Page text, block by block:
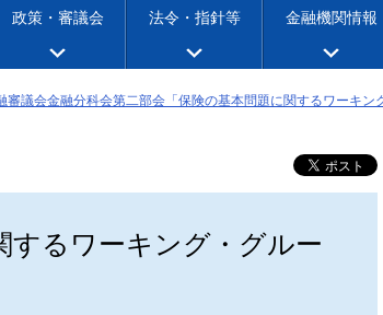
政策・審議会 法令・指針等 金融機関情報
審議会金融分科会第二部会「保険の基本問題に関するワーキン
するワーキング・グルー